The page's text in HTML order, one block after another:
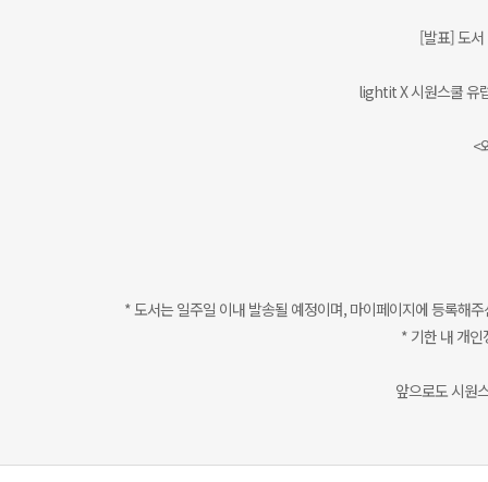
[발표] 도
lightit X 시원스쿨 유
<
* 도서는 일주일 이내 발송될 예정이며, 마이페이지에 등록해
* 기한 내 개인
앞으로도 시원